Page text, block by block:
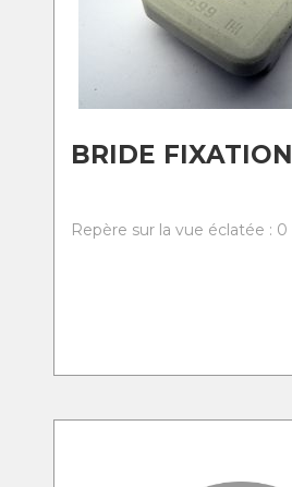
BRIDE FIXATION
Repère sur la vue éclatée : 0